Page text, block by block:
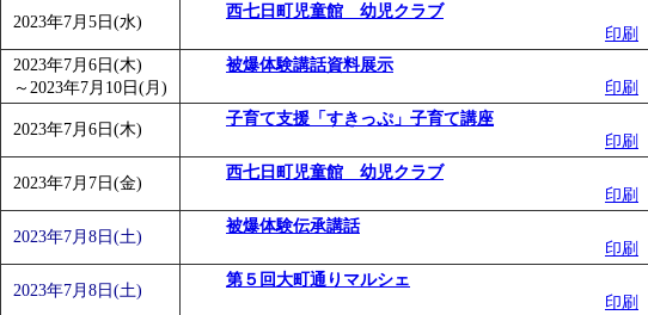
2023年7月5日(水)
西七日町児童館 幼児クラブ
印刷
2023年7月6日(木)
～ 2023年7月10日(月)
被爆体験講話資料展示
印刷
2023年7月6日(木)
子育て支援「すきっぷ」子育て講座
印刷
2023年7月7日(金)
西七日町児童館 幼児クラブ
印刷
2023年7月8日(土)
被爆体験伝承講話
印刷
2023年7月8日(土)
第５回大町通りマルシェ
印刷